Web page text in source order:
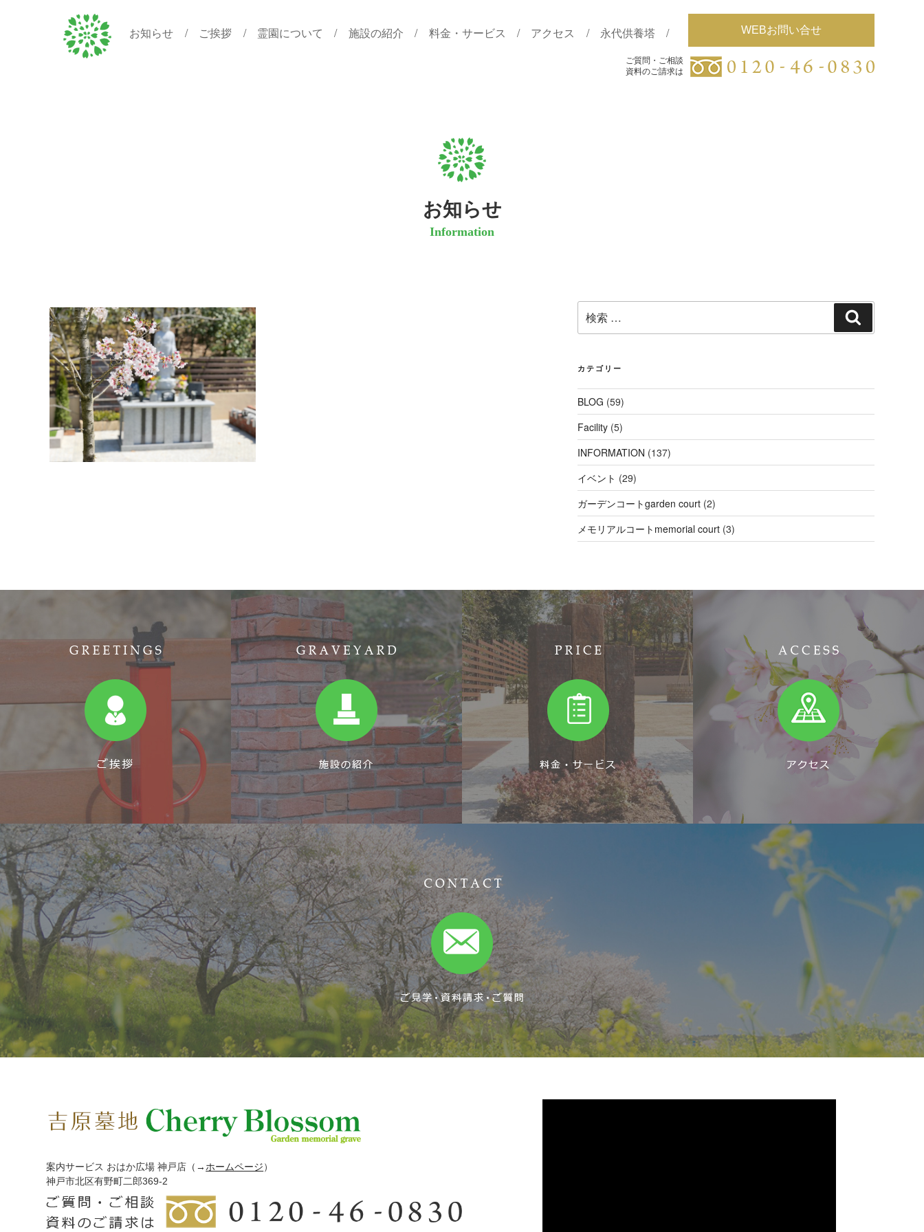
お知らせ ご挨拶 霊園について 施設の紹介 料金・サービス アクセス 永代供養塔 WEBお問い合せ
ご質問・ご相談
資料のご請求は
ご質問・ご相談
資料のご請求は
お知らせ
Information
索:
索
カテゴリー
BLOG (59)
Facility (5)
INFORMATION (137)
イベント (29)
ガーデンコートgarden court (2)
メモリアルコートmemorial court (3)
案内サービス おはか広場 神戸店 （→ホームページ）
神戸市北区有野町二郎369-2